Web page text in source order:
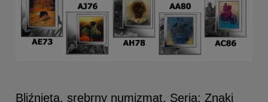
Bliźnięta, srebrny numizmat, Seria: Znaki